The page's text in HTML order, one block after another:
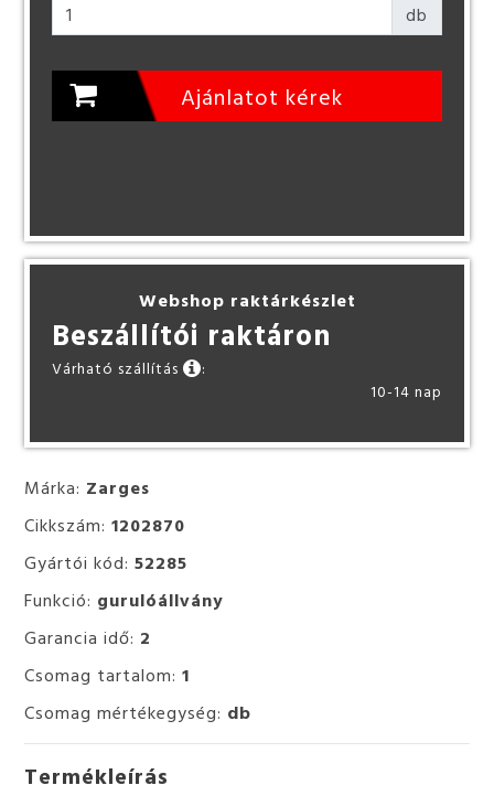
Márka: Zarges
Cikkszám:1202870
Gyártói kód:52285
Funkció: gurulóállvány
Garancia idő: 2
Csomag tartalom:1
Csomag mértékegység: db
Termékleírás
db
Ajánlatot kérek
Webshop raktárkészlet
Beszállítói raktáron
Várható szállítás
:
10-14 nap